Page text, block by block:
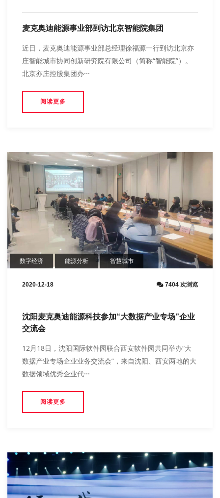
麦克奥迪能源事业部到访北京智能院集团
近日，麦克奥迪能源事业部总经理徐福源一行到访北京亦
庄智能城市协同创新研究院有限公司（简称“智能院”）。
北京亦庄控股集团办···
阅读更多
数字经济 能源分析 智慧城市
2020-12-18 7404 次浏览
沈阳麦克奥迪能源科技参加“大数据产业专场”企业
交流会
12月18日，沈阳国际软件园联合西安软件园共同举办“大
数据产业专场企业业务交流会”，来自沈阳、西安两地的大
数据领域优秀企业代···
阅读更多